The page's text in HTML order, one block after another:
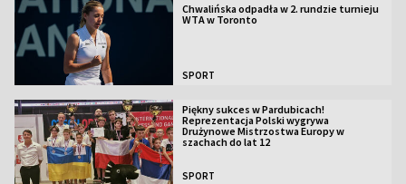
Chwalińska odpadła w 2. rundzie turnieju
WTA w Toronto
SPORT
Piękny sukces w Pardubicach!
Reprezentacja Polski wygrywa
Drużynowe Mistrzostwa Europy w
szachach do lat 12
SPORT